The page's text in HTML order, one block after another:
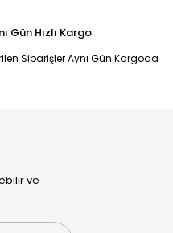
Gün Hızlı Kargo
Siparişler Aynı Gün Kargoda
ve